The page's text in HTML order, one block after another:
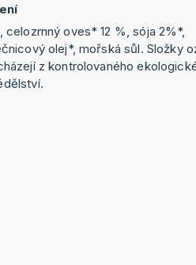
celozrnný oves* 12 %, sója 2%*,
olej*, mořská sůl. Složky
z kontrolovaného